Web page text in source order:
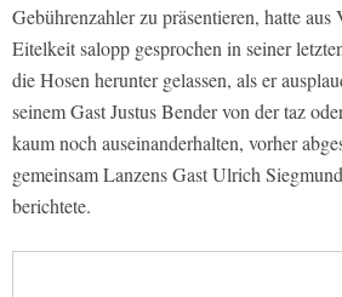
Gebührenzahler zu präsentieren, hatte aus
Eitelkeit salopp gesprochen in seiner
die Hosen herunter gelassen, als er
seinem Gast Justus Bender von der taz
kaum noch auseinanderhalten, vorher
gemeinsam Lanzens Gast Ulrich
berichtete.